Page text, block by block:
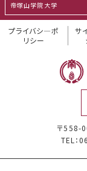
帝塚山学院大学
プライバシ―ポ
リシー
サ
〒558-
TEL：